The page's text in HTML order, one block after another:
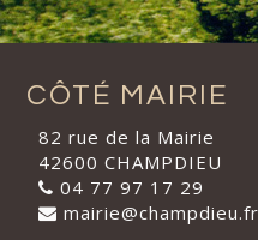
CÔTÉ MAIRIE
82 rue de la Mairie
42600 CHAMPDIEU
04 77 97 17 29
mairie@champdieu.fr